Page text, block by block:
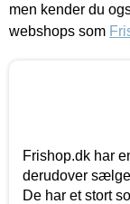
men kender du
webshops som
Frishop.dk har
derudover
De har et stort